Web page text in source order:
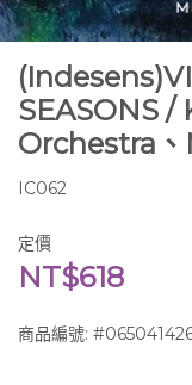
SEASONS
Orchestra
IC062
定價
NT$618
商品編號: